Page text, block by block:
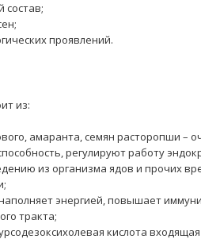
состав;
проявлений.
из:
амаранта, семян расторопши –
регулируют работу
из организма ядов и прочих
энергией, повышает
тракта;
кислота